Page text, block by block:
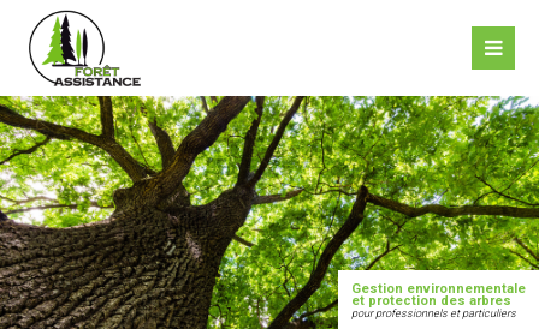
Malheureusement l'élément "offcanvas-col1" n'existe
pas.
Malheureusement l'élément "offcanvas-col2" n'existe
pas.
Malheureusement l'élément "offcanvas-col3" n'existe
pas.
Gestion environnementale
et protection des arbres
pour professionnels et particuliers